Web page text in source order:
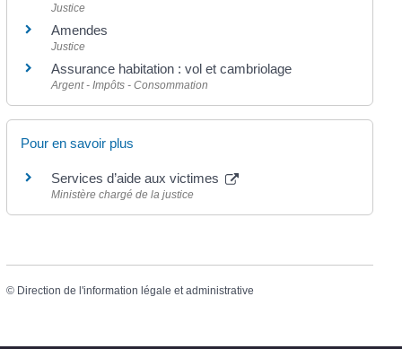
Justice
Amendes
Justice
Assurance habitation : vol et cambriolage
Argent - Impôts - Consommation
Pour en savoir plus
Services d’aide aux victimes
Ministère chargé de la justice
© Direction de l'information légale et administrative